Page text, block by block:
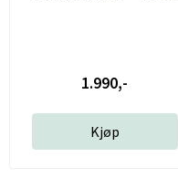
1.990,-
Kjøp